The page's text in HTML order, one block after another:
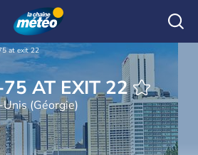
at exit 22
I-75 AT EXIT 22
(Géorgie)